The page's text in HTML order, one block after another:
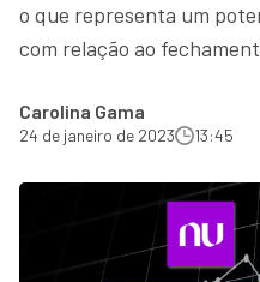
o que representa um
com relação ao
Carolina Gama
24 de janeiro de 2023 13:45